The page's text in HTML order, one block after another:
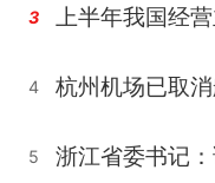
3
4 杭州机场已取
5